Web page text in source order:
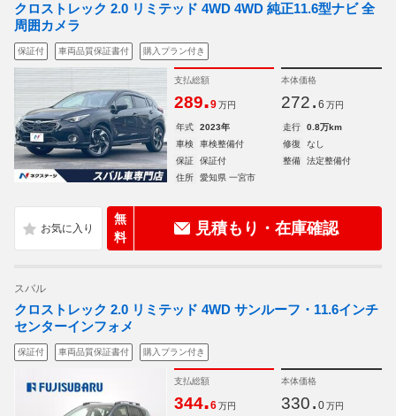
クロストレック 2.0 リミテッド 4WD 4WD 純正11.6型ナビ 全
周囲カメラ
保証付 車両品質保証書付 購入プラン付き
支払総額
289.9 万円
本体価格
272. 6 万円
年式 2023年 走行
0.8万km
車検
車検整備付 修復
なし
保証
保証付 整備
法定整備付
住所
愛知県 一宮市
無
料
見積もり・在庫確認
スバル
クロストレック 2.0 リミテッド 4WD サンルーフ・11.6インチ
センターインフォメ
保証付 車両品質保証書付 購入プラン付き
支払総額
344.6 万円
本体価格
330. 0 万円